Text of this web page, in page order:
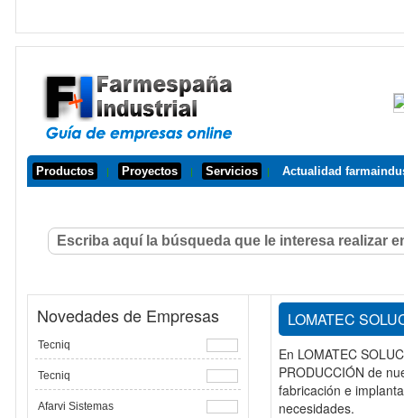
Productos | Proyectos | Servicios | Actualidad
Novedades de Empresas
Tecniq
Tecniq
Afarvi Sistemas
LOMATEC
En LOMATEC
PRODUCCIÓN de
fabricación e
necesidades.